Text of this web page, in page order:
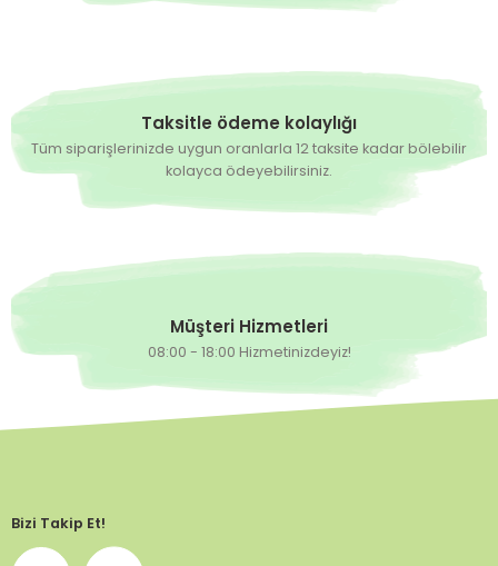
Taksitle ödeme kolaylığı
Tüm siparişlerinizde uygun oranlarla 12 taksite kadar bölebilir
kolayca ödeyebilirsiniz.
Müşteri Hizmetleri
08:00 - 18:00 Hizmetinizdeyiz!
Bizi Takip Et!